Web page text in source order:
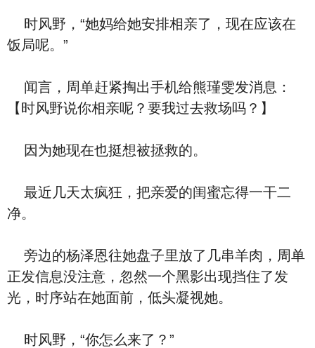
时风野，“她妈给她安排相亲了，现在应该在
饭局呢。”
闻言，周单赶紧掏出手机给熊瑾雯发消息：
【时风野说你相亲呢？要我过去救场吗？】
因为她现在也挺想被拯救的。
最近几天太疯狂，把亲爱的闺蜜忘得一干二
净。
旁边的杨泽恩往她盘子里放了几串羊肉，周单
正发信息没注意，忽然一个黑影出现挡住了发
光，时序站在她面前，低头凝视她。
时风野，“你怎么来了？”